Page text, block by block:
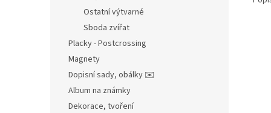
Ostatní výtvarné
Sboda zvířat
Placky - Postcrossing
Magnety
Dopisní sady, obálky ✉️
Album na známky
Dekorace, tvoření